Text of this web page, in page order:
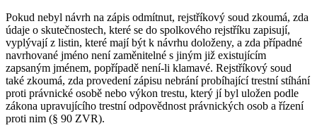
Pokud nebyl návrh na zápis odmítnut, rejstříkový soud zkoumá, zda
údaje o skutečnostech, které se do spolkového rejstříku zapisují,
vyplývají z listin, které mají být k návrhu doloženy, a zda případné
navrhované jméno není zaměnitelné s jiným již existujícím
zapsaným jménem, popřípadě není-li klamavé. Rejstříkový soud
také zkoumá, zda provedení zápisu nebrání probíhající trestní stíhání
proti právnické osobě nebo výkon trestu, který jí byl uložen podle
zákona upravujícího trestní odpovědnost právnických osob a řízení
proti nim (§ 90 ZVR).